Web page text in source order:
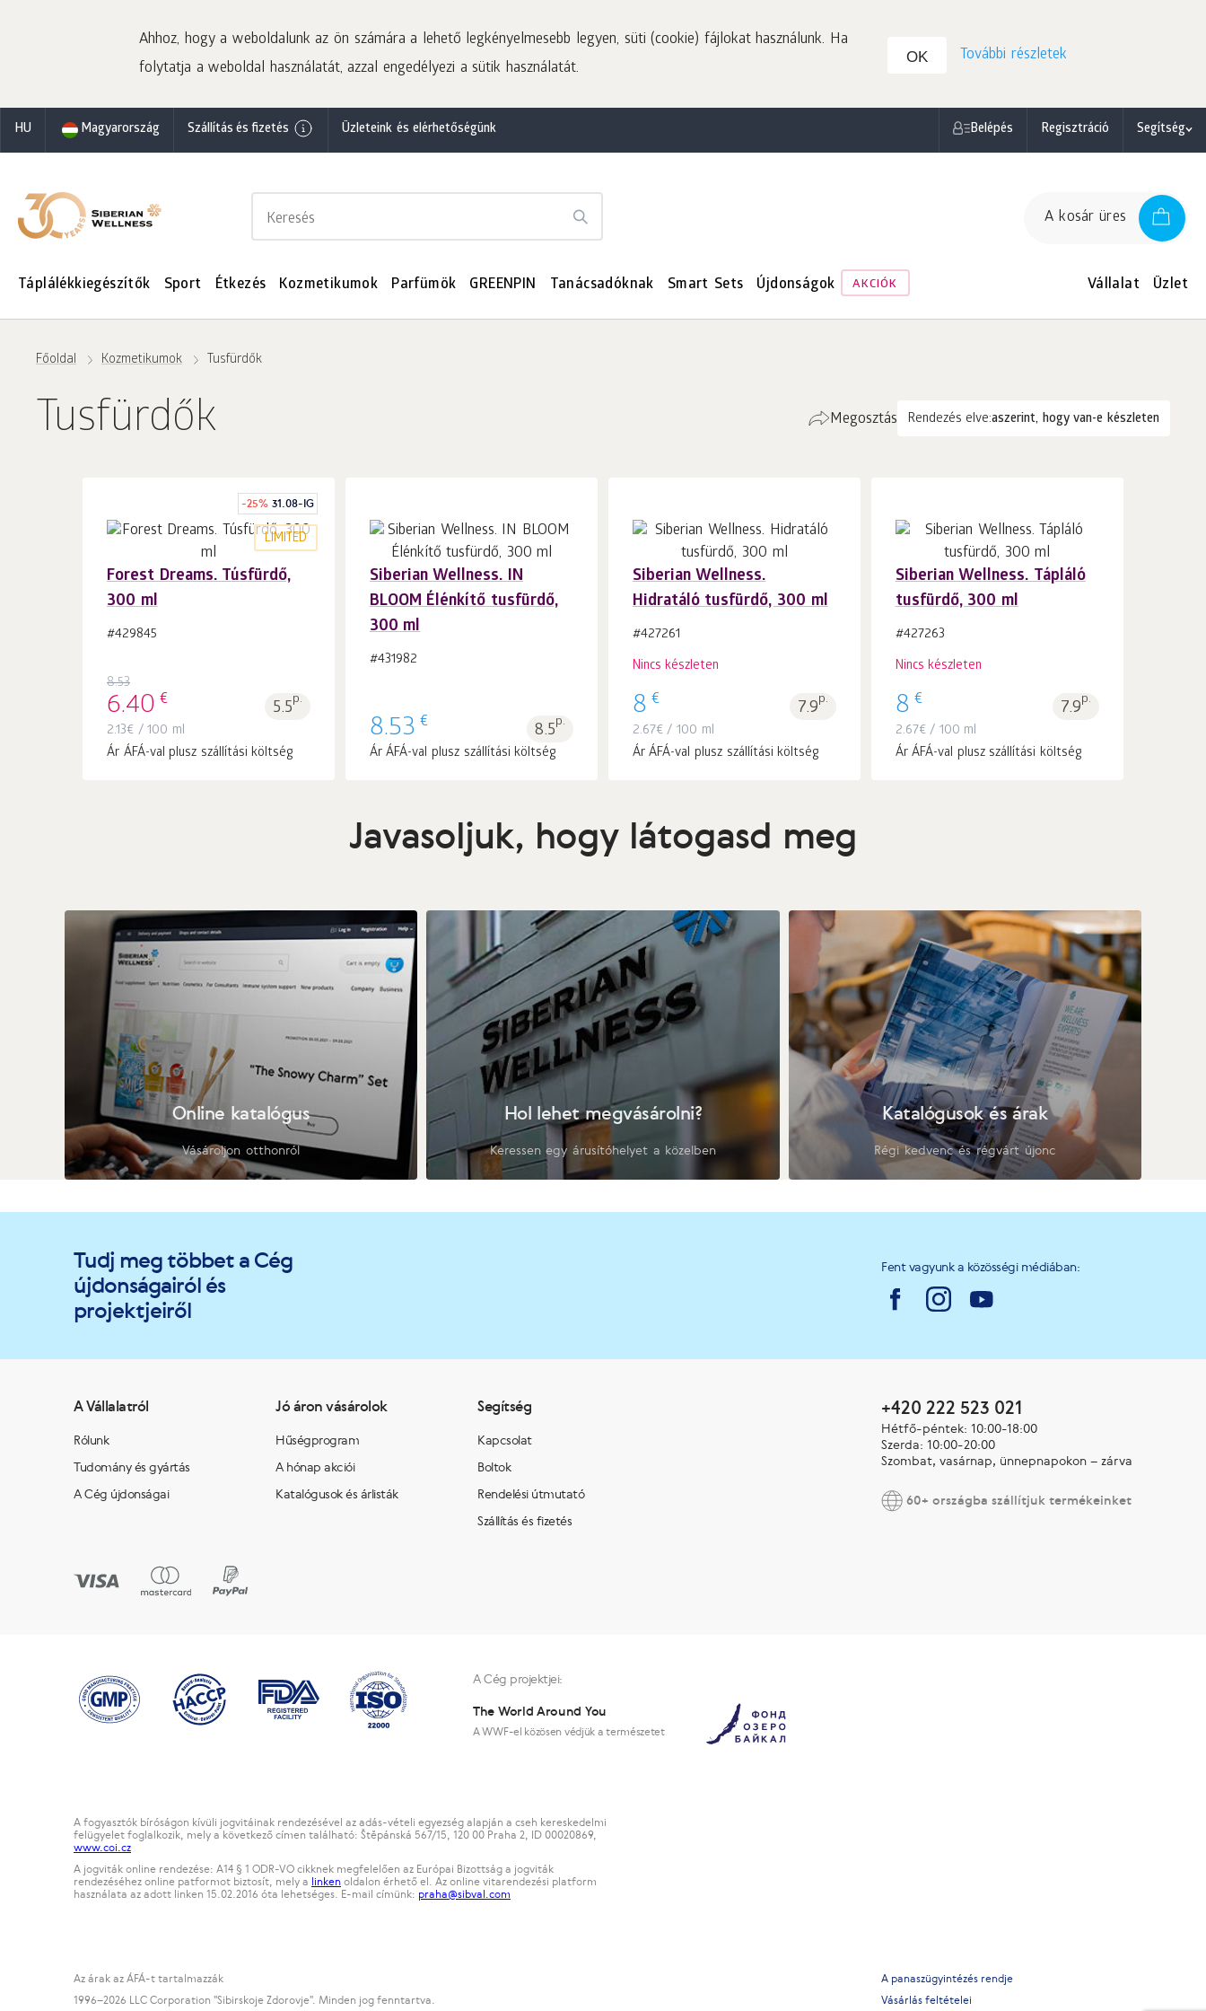
Ahhoz, hogy a weboldalunk az ön számára a lehető legkényelmesebb legyen, süti (cookie) fájlokat használunk. Ha
folytatja a weboldal használatát, azzal engedélyezi a sütik használatát.
OK További részletek
HU Magyarország Szállítás és fizetés Üzleteink és elérhetőségünk Belépés Regisztráció Segítség
A kosár üres
Táplálékkiegészítők Sport Étkezés Kozmetikumok Parfümök GREENPIN Tanácsadóknak Smart Sets Újdonságok AKCIÓK Vállalat Üzlet
Főoldal Kozmetikumok Tusfürdők
Tusfürdők Rendezés elve:aszerint, hogy van-e készleten
Megosztás
-25% 31.08-IG
LIMITED
Forest Dreams. Túsfürdő,
300 ml
#429845
8.53
6.40 € 5.5p.
2.13€ / 100 ml
Ár ÁFÁ-val plusz szállítási költség
Siberian Wellness. IN
BLOOM Élénkítő tusfürdő,
300 ml
#431982
8.53 € 8.5p.
Ár ÁFÁ-val plusz szállítási költség
Siberian Wellness.
Hidratáló tusfürdő, 300 ml
#427261
Nincs készleten
8 € 7.9p.
2.67€/ 100 ml
Ár ÁFÁ-val plusz szállítási költség
Siberian Wellness. Tápláló
tusfürdő, 300 ml
#427263
Nincs készleten
8 € 7.9p.
2.67€/ 100 ml
Ár ÁFÁ-val plusz szállítási költség
Javasoljuk, hogy látogasd meg
Online katalógus
Vásároljon otthonról
Hol lehet megvásárolni?
Keressen egy árusítóhelyet a közelben
Katalógusok és árak
Régi kedvenc és régvárt újonc
Tudj meg többet a Cég
újdonságairól és
projektjeiről
Fent vagyunk a közösségi médiában:
A Vállalatról
Rólunk
Tudomány és gyártás
A Cég újdonságai
Jó áron vásárolok
Hűségprogram
A hónap akciói
Katalógusok és árlisták
Segítség
Kapcsolat
Boltok
Rendelési útmutató
Szállítás és fizetés
+420 222 523 021
Hétfő-péntek: 10:00-18:00
Szerda: 10:00-20:00
Szombat, vasárnap, ünnepnapokon – zárva
60+ országba szállítjuk termékeinket
A Cég projektjei:
The World Around You
A WWF-el közösen védjük a természetet
A fogyasztók bíróságon kívüli jogvitáinak rendezésével az adás-vételi egyezség alapján a cseh kereskedelmi
felügyelet foglalkozik, mely a következő címen található: Štěpánská 567/15, 120 00 Praha 2, ID 00020869,
www.coi.cz
A jogviták online rendezése: A14 § 1 ODR-VO cikknek megfelelően az Európai Bizottság a jogviták
rendezéséhez online patformot biztosít, mely a linkenoldalon érhető el. Az online vitarendezési platform
használata az adott linken 15.02.2016 óta lehetséges. E-mail címünk: praha@sibval.com
Az árak az ÁFÁ-t tartalmazzák
1996–2026 LLC Corporation "Sibirskoje Zdorovje". Minden jog fenntartva.
A panaszügyintézés rendje
Vásárlás feltételei